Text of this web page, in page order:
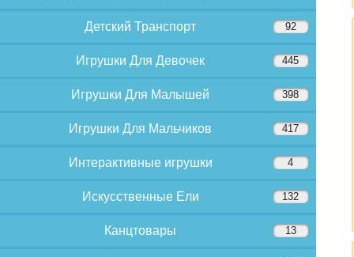
Детский Транспорт 92
Игрушки Для Девочек 445
Игрушки Для Малышей 398
Игрушки Для Мальчиков 417
Интерактивные игрушки 4
Искусственные Ели 132
Канцтовары 13